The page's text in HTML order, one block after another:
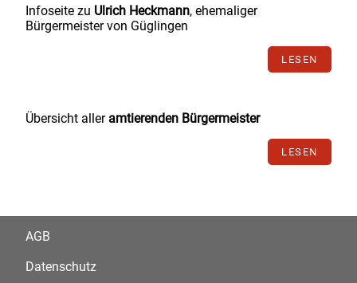
Infoseite zu Ulrich Heckmann, ehemaliger
Bürgermeister von Güglingen
LESEN
Übersicht aller amtierenden Bürgermeister
LESEN
AGB
Datenschutz